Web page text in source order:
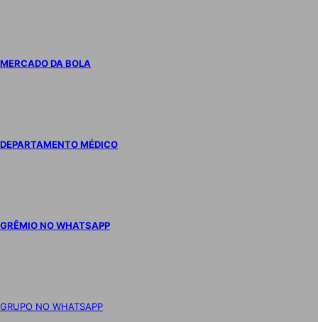
MERCADO DA BOLA
DEPARTAMENTO MÉDICO
GRÊMIO NO WHATSAPP
GRUPO NO WHATSAPP